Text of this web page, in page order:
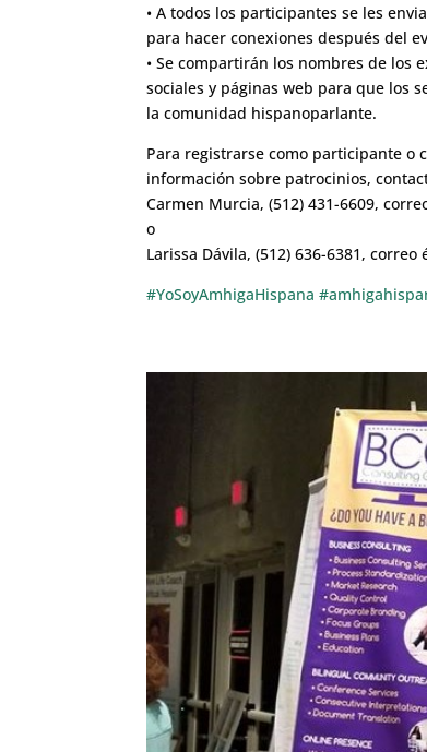
• A todos los participantes se les
para hacer conexiones después del
• Se compartirán los nombres de los
sociales y páginas web para que los
la comunidad hispanoparlante.
Para registrarse como participante o
información sobre patrocinios,
Carmen Murcia, (512) 431-6609,
o
Larissa Dávila, (512) 636-6381,
#YoSoyAmhigaHispana